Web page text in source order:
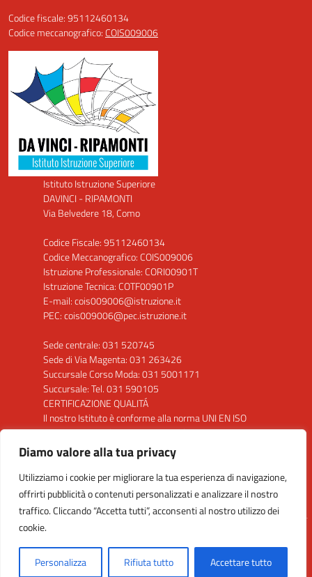
Diamo valore alla tua privacy
Utilizziamo i cookie per migliorare la tua esperienza di navigazione,
offrirti pubblicità o contenuti personalizzati e analizzare il nostro
traffico. Cliccando “Accetta tutti”, acconsenti al nostro utilizzo dei
cookie.
Personalizza Rifiuta tutto Accettare tutto
Codice fiscale: 95112460134
Codice meccanografico: COIS009006
Istituto Istruzione Superiore
DAVINCI - RIPAMONTI
Via Belvedere 18, Como
Codice Fiscale: 95112460134
Codice Meccanografico: COIS009006
Istruzione Professionale: CORI00901T
Istruzione Tecnica: COTF00901P
E-mail: cois009006@istruzione.it
PEC: cois009006@pec.istruzione.it
Sede centrale: 031 520745
Sede di Via Magenta: 031 263426
Succursale Corso Moda: 031 5001171
Succursale: Tel. 031 590105
CERTIFICAZIONE QUALITÁ
Il nostro Istituto è conforme alla norma UNI EN ISO
9001: 2015 per la seguente attività: "Progettazione
ed erogazione del servizio di istruzione secondaria di
secondo grado"
Clicca sul Logo per visualizzare il certificato